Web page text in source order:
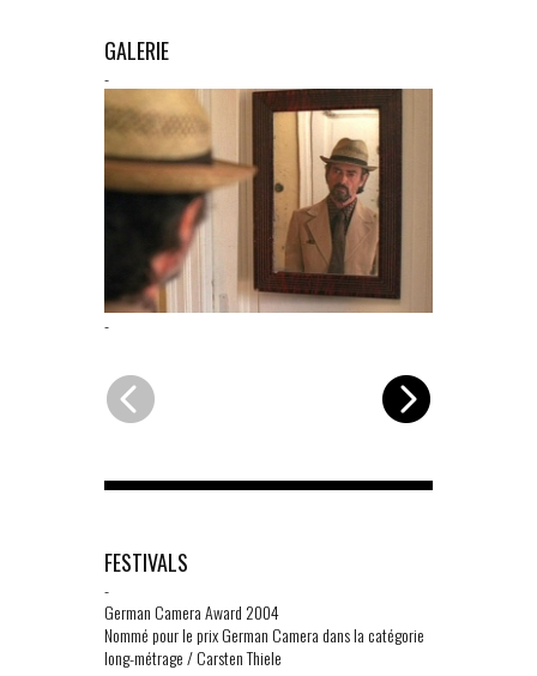
GALERIE
-
-
FESTIVALS
-
German Camera Award 2004
Nommé pour le prix German Camera dans la catégorie
long-métrage / Carsten Thiele